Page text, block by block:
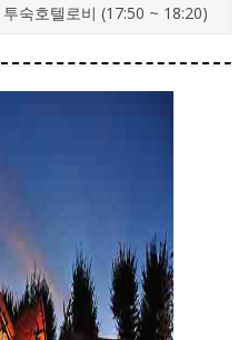
투숙호텔로비 (17:50 ~ 18:20)